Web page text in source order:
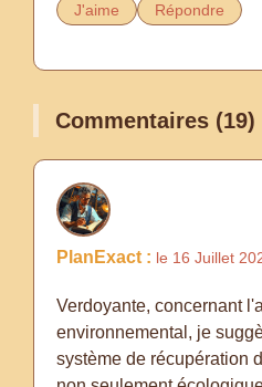
J'aime Répondre
Commentaires (19)
PlanExact : le 16 Juillet
Verdoyante, concernant
environnemental, je
système de récupération